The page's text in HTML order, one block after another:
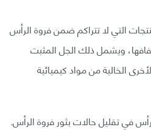
التي لا تتراكم ضمن فروة الرأس
ويشمل ذلك الجل المثبت
الخالية من مواد كيميائية
في تقليل حالات بثور فروة الرأس.